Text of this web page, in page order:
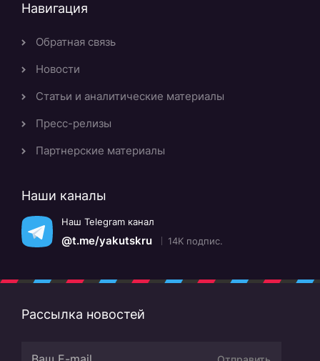
Навигация
Обратная связь
Новости
Статьи и аналитические материалы
Пресс-релизы
Партнерские материалы
Наши каналы
Наш Telegram канал
@t.me/yakutskru 14K подпис.
Рассылка новостей